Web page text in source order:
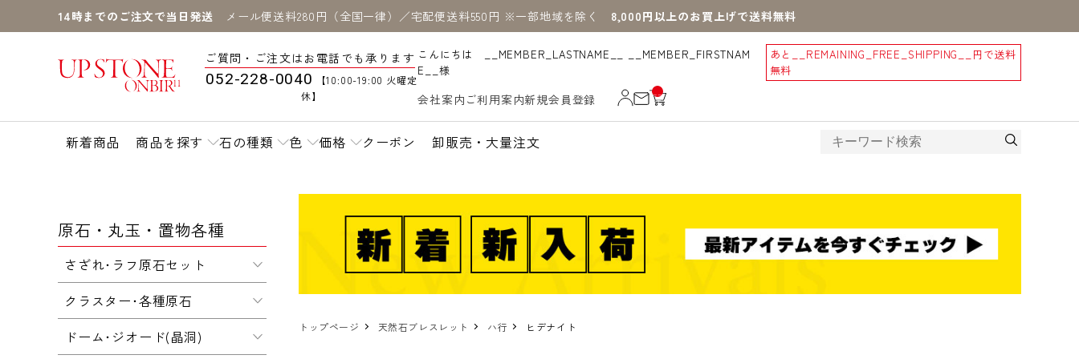
14時までのご注文で当日発送 メール便送料280円（全国一律）／宅配便送料550円 ※一部地域を除く 8,000円以上のお買上げで送料無料
ご質問・ご注文はお電話でも承ります
052-228-0040
【10:00-19:00 火曜定
休】
こんにちは __MEMBER_LASTNAME__ __MEMBER_FIRSTNAM
E__様
あと __REMAINING_FREE_SHIPPING__
円で送料
無料
会社案内 ご利用案内新規会員登録
__
IT
_C
新着商品 商品を探す 石の種類 色 価格 クーポン 卸販売・大量注文
トップページ 天然石ブレスレット ハ行 ヒデナイト
原石・丸玉・置物各種
さざれ･ラフ原石セット
クラスター･各種原石
ドーム･ジオード(晶洞)